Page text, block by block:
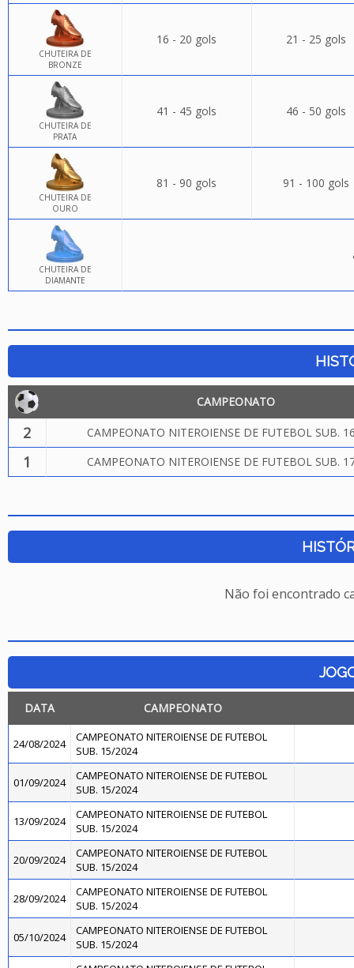
CHUTEIRA DE
BRONZE
16 - 20 gols 21 - 25 gols
CHUTEIRA DE
PRATA
41 - 45 gols 46 - 50 gols
CHUTEIRA DE
OURO
81 - 90 gols 91 - 100 gols
CHUTEIRA DE
DIAMANTE
CAMPEONATO
2 CAMPEONATO NITEROIENSE DE FUTEBOL SUB.
1 CAMPEONATO NITEROIENSE DE FUTEBOL SUB.
Não foi encontrado
DATA CAMPEONATO
24/08/2024
CAMPEONATO NITEROIENSE DE FUTEBOL
SUB. 15/2024
01/09/2024
CAMPEONATO NITEROIENSE DE FUTEBOL
SUB. 15/2024
13/09/2024
CAMPEONATO NITEROIENSE DE FUTEBOL
SUB. 15/2024
20/09/2024
CAMPEONATO NITEROIENSE DE FUTEBOL
SUB. 15/2024
28/09/2024
CAMPEONATO NITEROIENSE DE FUTEBOL
SUB. 15/2024
05/10/2024
CAMPEONATO NITEROIENSE DE FUTEBOL
SUB. 15/2024